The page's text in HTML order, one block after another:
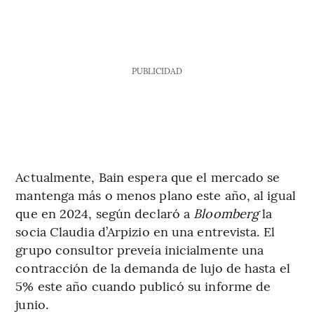
PUBLICIDAD
Actualmente, Bain espera que el mercado se
mantenga más o menos plano este año, al igual
que en 2024, según declaró a Bloombergla
socia Claudia d’Arpizio en una entrevista. El
grupo consultor preveía inicialmente una
contracción de la demanda de lujo de hasta el
5% este año cuando publicó su informe de
junio.